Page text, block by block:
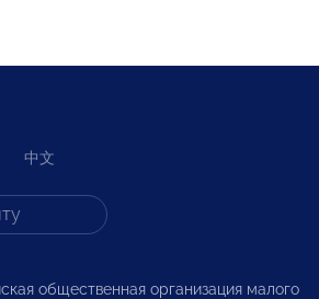
中文
общественная организация малого